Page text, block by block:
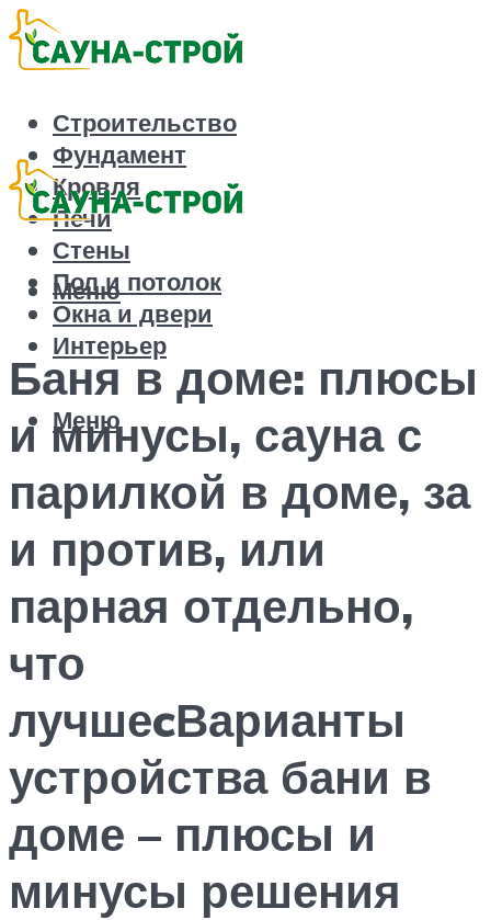
Строительство
Фундамент
Кровля
Печи
Стены
Пол и потолок
Окна и двери
Интерьер
Меню
Меню
Баня в доме: плюсы
и минусы, сауна с
парилкой в доме, за
и против, или
парная отдельно,
что
лучшеcВарианты
устройства бани в
доме – плюсы и
минусы решения